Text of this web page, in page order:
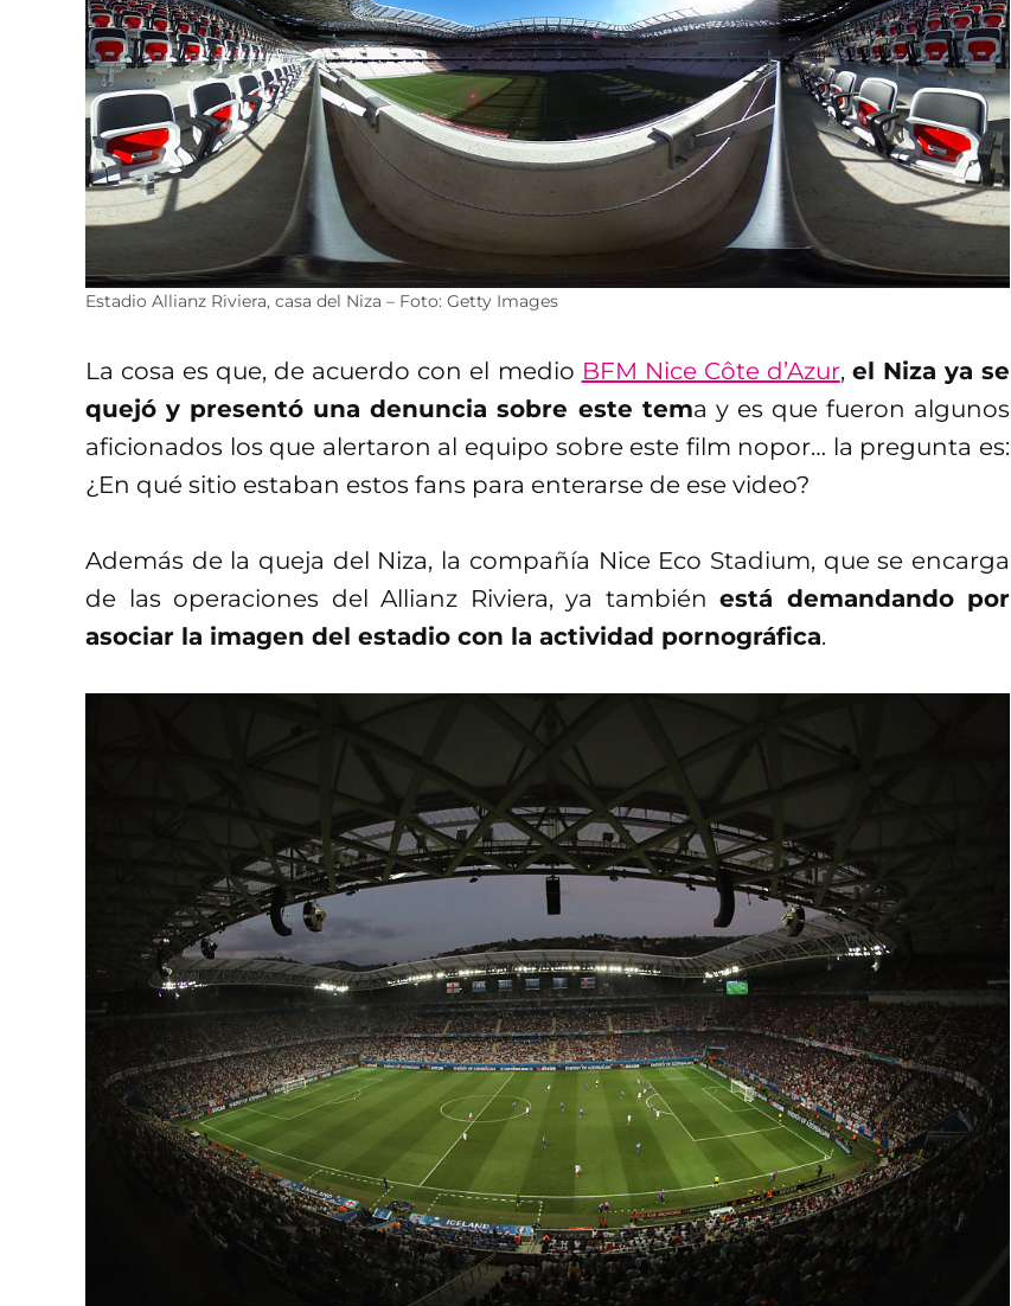
Estadio Allianz Riviera, casa del Niza – Foto: Getty Images
La cosa es que, de acuerdo con el medio BFM Nice Côte d’Azur, el Niza ya se
quejó y presentó una denuncia sobre este tema y es que fueron algunos
aficionados los que alertaron al equipo sobre este film nopor… la pregunta es:
¿En qué sitio estaban estos fans para enterarse de ese video?
Además de la queja del Niza, la compañía Nice Eco Stadium, que se encarga
de las operaciones del Allianz Riviera, ya también está demandando por
asociar la imagen del estadio con la actividad pornográfica.